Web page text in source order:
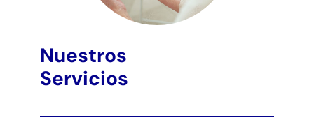
Nuestros
Servicios